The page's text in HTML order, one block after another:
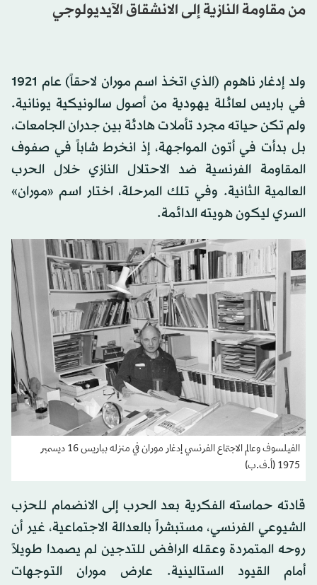
من مقاومة النازية إلى الانشقاق الآيديولوجي
ولد إدغار ناهوم (الذي اتخذ اسم موران لاحقاً) عام 1921
في باريس لعائلة يهودية من أصول سالونيكية يونانية.
ولم تكن حياته مجرد تأملات هادئة بين جدران الجامعات،
بل بدأت في أتون المواجهة، إذ انخرط شاباً في صفوف
المقاومة الفرنسية ضد الاحتلال النازي خلال الحرب
العالمية الثانية. وفي تلك المرحلة، اختار اسم «موران»
السري ليكون هويته الدائمة.
الفيلسوف وعالم الاجتماع الفرنسي إدغار موران في منزله بباريس 16 ديسمبر
1975 (أ.ف.ب)
قادته حماسته الفكرية بعد الحرب إلى الانضمام للحزب
الشيوعي الفرنسي، مستبشراً بالعدالة الاجتماعية، غير أن
روحه المتمردة وعقله الرافض للتدجين لم يصمدا طويلاً
أمام القيود الستالينية. عارض موران التوجهات